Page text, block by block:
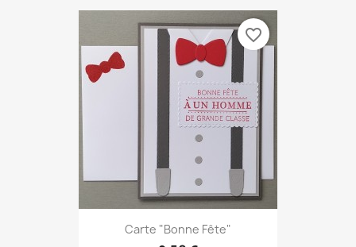
Carte "Bonne Fête"
favorite_border